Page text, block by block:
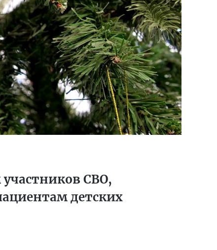
СВО,
детских